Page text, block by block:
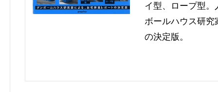
イ型、ロープ型
ボールハウス研
の決定版。